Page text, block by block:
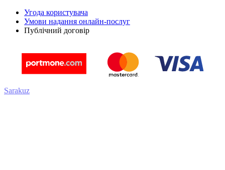
Угода користувача
Умови надання онлайн-послуг
Публічний договір
Sarakuz